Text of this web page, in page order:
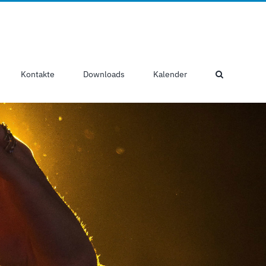
Kontakte Downloads Kalender